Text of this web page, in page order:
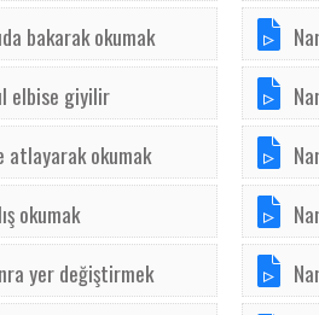
bakarak okumak
elbise giyilir
atlayarak okumak
okumak
yer değiştirmek